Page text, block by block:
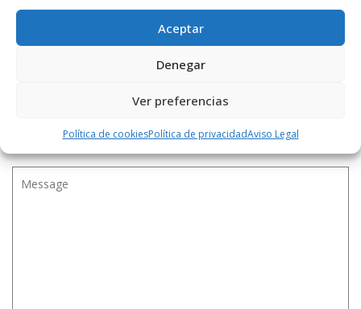
Aceptar
Denegar
Ver preferencias
Política de cookiesPolítica de privacidadAviso Legal
Te contradices, primero dices qué «bastante dinero
pone el Ayuntamiento de Haro», para en tu última
línea decir que el Ayuntamiento de CUZCURRITA
fomenta y promociona una actividad cuyo dinero va
a una empresa privada. Señor anónimo no da una.
LEAVE A REPLY